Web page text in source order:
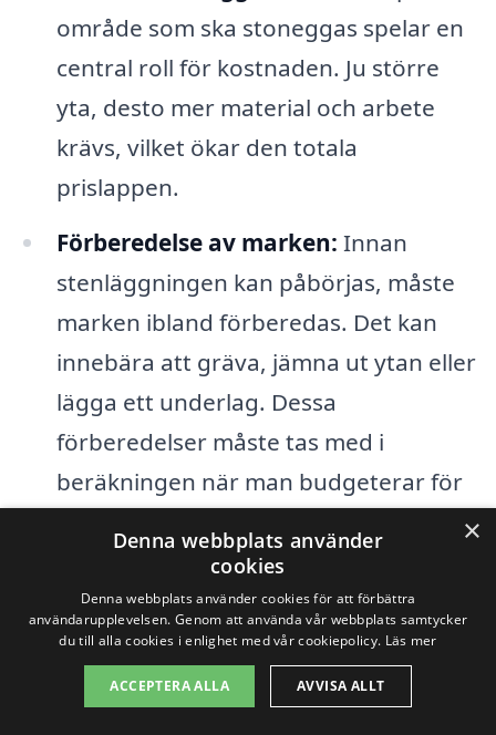
område som ska stoneggas spelar en
central roll för kostnaden. Ju större
yta, desto mer material och arbete
krävs, vilket ökar den totala
prislappen.
Förberedelse av marken: Innan
stenläggningen kan påbörjas, måste
marken ibland förberedas. Det kan
innebära att gräva, jämna ut ytan eller
lägga ett underlag. Dessa
förberedelser måste tas med i
beräkningen när man budgeterar för
Arbetskostnad:Kostnaden för
arbetet varierar beroende på
företaget och handverkarens
erfarenhet. Det kan vara bra att
×
Denna webbplats använder
cookies
Denna webbplats använder cookies för att förbättra
användarupplevelsen. Genom att använda vår webbplats samtycker
du till alla cookies i enlighet med vår cookiepolicy. Läs mer
ACCEPTERA ALLA AVVISA ALLT